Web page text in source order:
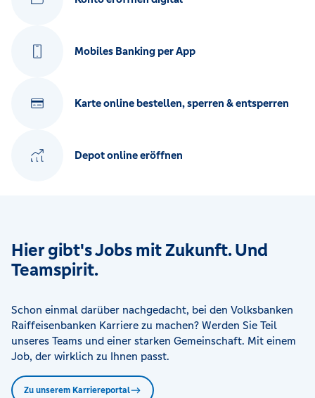
Mobiles Banking per App
Karte online bestellen, sperren & entsperren
Depot online eröffnen
Hier gibt's Jobs mit Zukunft. Und
Teamspirit.
Schon einmal darüber nachgedacht, bei den Volksbanken
Raiffeisenbanken Karriere zu machen? Werden Sie Teil
unseres Teams und einer starken Gemeinschaft. Mit einem
Job, der wirklich zu Ihnen passt.
Zu unserem Karriereportal